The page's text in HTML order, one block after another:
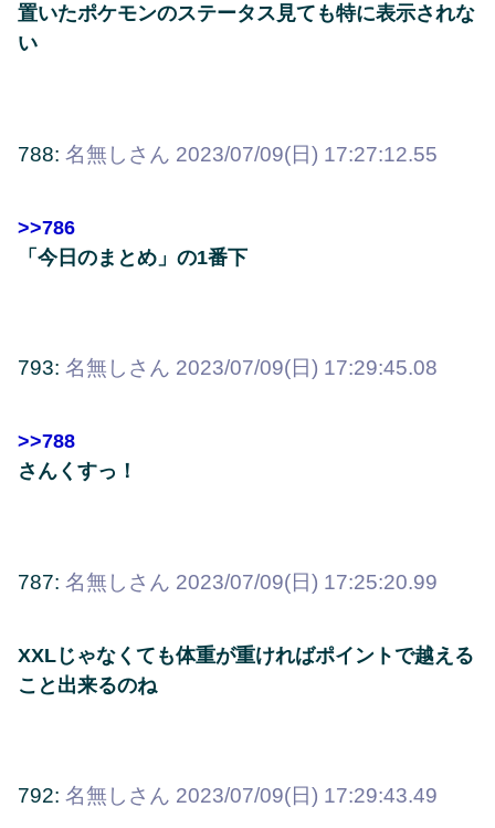
置いたポケモンのステータス見ても特に表示されな
い
788: 名無しさん 2023/07/09(日) 17:27:12.55
>>786
「今日のまとめ」の1番下
793: 名無しさん 2023/07/09(日) 17:29:45.08
>>788
さんくすっ！
787: 名無しさん 2023/07/09(日) 17:25:20.99
XXLじゃなくても体重が重ければポイントで越える
こと出来るのね
792: 名無しさん 2023/07/09(日) 17:29:43.49